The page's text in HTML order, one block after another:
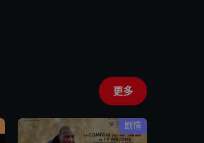
更多
剧情